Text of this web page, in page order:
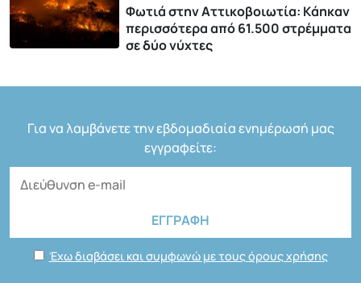
Φωτιά στην Αττικοβοιωτία: Kάηκαν
περισσότερα από 61.500 στρέμματα
σε δύο νύχτες
Για να λαμβάνετε την εβδομαδιαία ενημέρωσή μας
εγγραφείτε:
Έχω διαβάσει και συμφωνώ με τους όρους χρήσης